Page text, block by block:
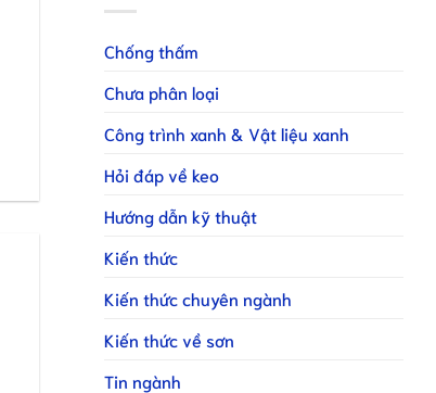
Chống thấm
Chưa phân loại
Công trình xanh & Vật liệu xanh
Hỏi đáp về keo
Hướng dẫn kỹ thuật
Kiến thức
Kiến thức chuyên ngành
Kiến thức về sơn
Tin ngành